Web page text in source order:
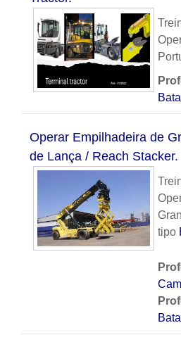
Operar Empilhadeira de
de Lança / Reach Stacker.
tipo